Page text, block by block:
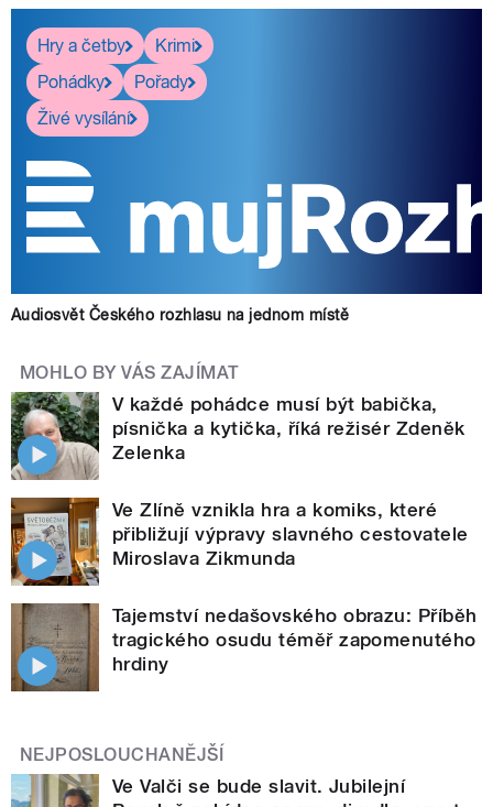
Hry a četby
Krimi
Pohádky
Pořady
Živé vysílání
Audiosvět Českého rozhlasu na jednom místě
MOHLO BY VÁS ZAJÍMAT
V každé pohádce musí být babička,
písnička a kytička, říká režisér Zdeněk
Zelenka
Ve Zlíně vznikla hra a komiks, které
přibližují výpravy slavného cestovatele
Miroslava Zikmunda
Tajemství nedašovského obrazu: Příběh
tragického osudu téměř zapomenutého
hrdiny
NEJPOSLOUCHANĚJŠÍ
Ve Valči se bude slavit. Jubilejní